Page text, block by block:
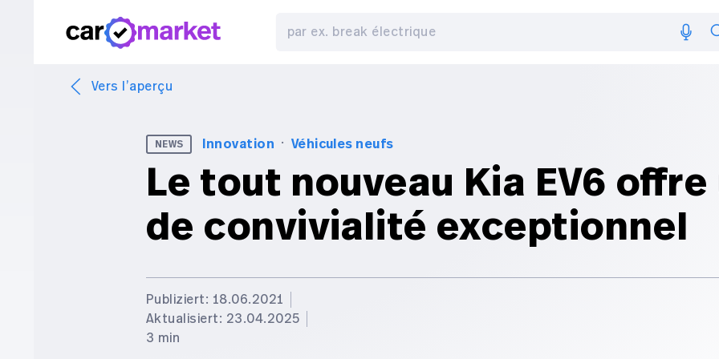
Vers l’aperçu
NEWS Innovation · Véhicules neufs
Le tout nouveau Kia EV6
de convivialité exceptionnel
Publiziert: 18.06.2021
Aktualisiert: 23.04.2025
3 min